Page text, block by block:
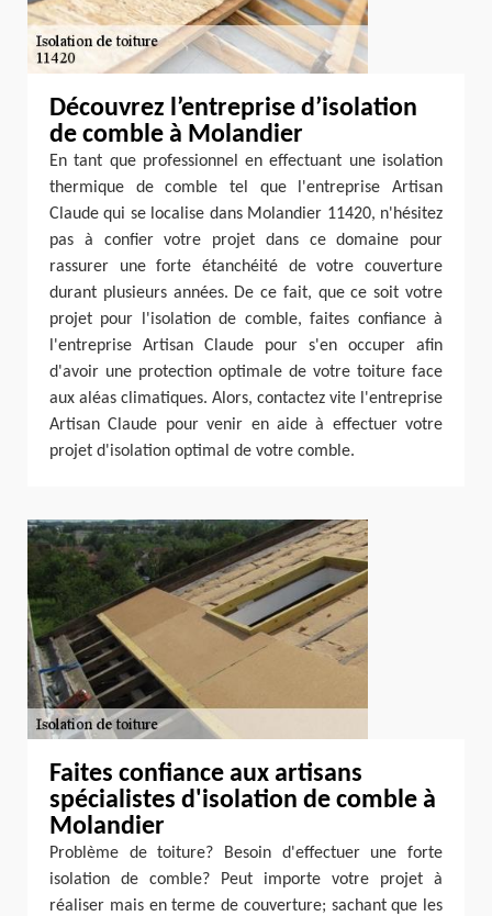
Découvrez l’entreprise d’isolation
de comble à Molandier
En tant que professionnel en effectuant une isolation
thermique de comble tel que l'entreprise Artisan
Claude qui se localise dans Molandier 11420, n'hésitez
pas à confier votre projet dans ce domaine pour
rassurer une forte étanchéité de votre couverture
durant plusieurs années. De ce fait, que ce soit votre
projet pour l'isolation de comble, faites confiance à
l'entreprise Artisan Claude pour s'en occuper afin
d'avoir une protection optimale de votre toiture face
aux aléas climatiques. Alors, contactez vite l'entreprise
Artisan Claude pour venir en aide à effectuer votre
projet d'isolation optimal de votre comble.
Faites confiance aux artisans
spécialistes d'isolation de comble à
Molandier
Problème de toiture? Besoin d'effectuer une forte
isolation de comble? Peut importe votre projet à
réaliser mais en terme de couverture; sachant que les